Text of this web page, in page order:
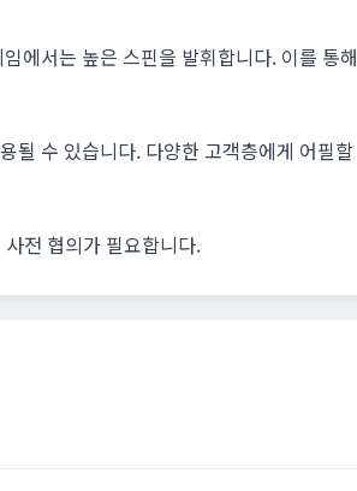
에서는 높은 스핀을 발휘합니다. 이를 통해
될 수 있습니다. 다양한 고객층에게 어필할
전 협의가 필요합니다.